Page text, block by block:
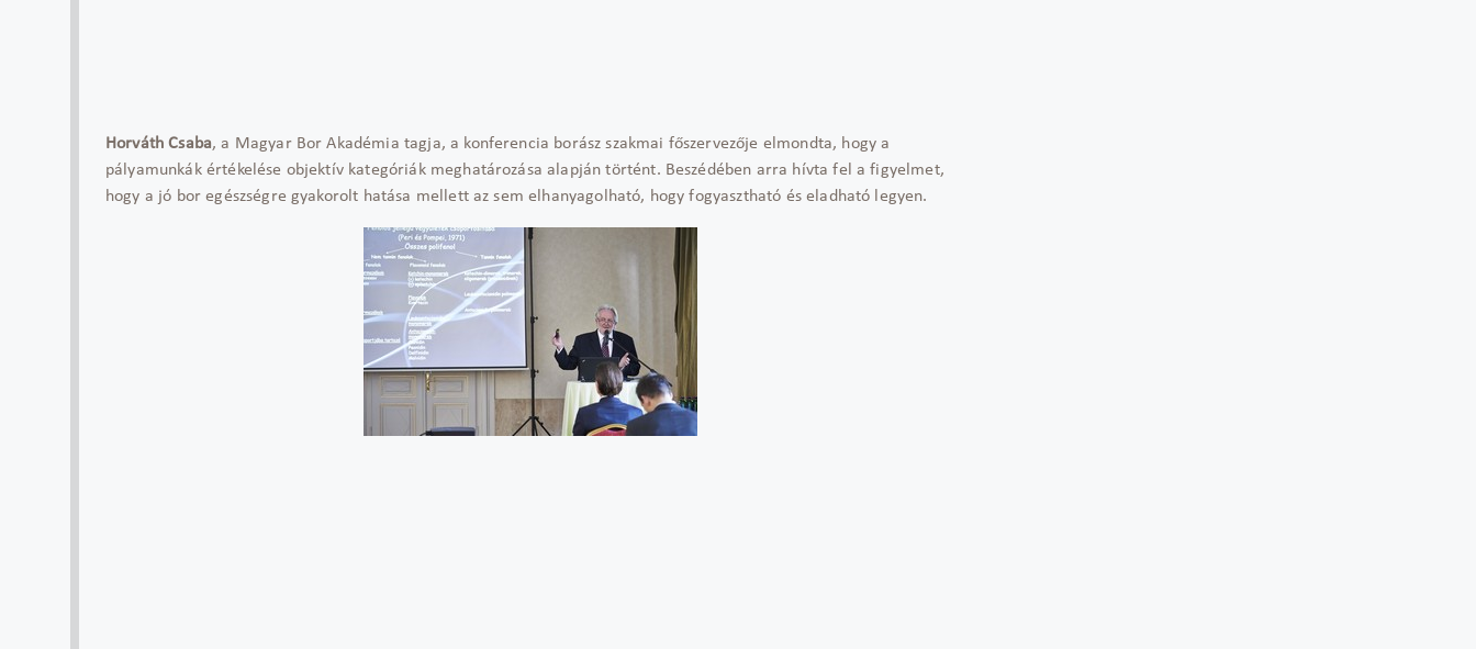
Horváth Csaba, a Magyar Bor Akadémia tagja, a konferencia borász szakmai főszervezője elmondta, hogy a
pályamunkák értékelése objektív kategóriák meghatározása alapján történt. Beszédében arra hívta fel a figyelmet,
hogy a jó bor egészségre gyakorolt hatása mellett az sem elhanyagolható, hogy fogyasztható és eladható legyen.